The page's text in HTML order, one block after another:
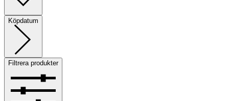
Köpdatum
Filtrera produkter